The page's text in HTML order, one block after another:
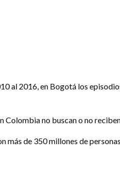
al 2016, en Bogotá los
Colombia no buscan o no
de 350 millones de